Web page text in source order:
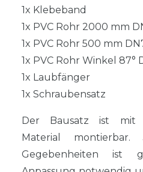
1x Klebeband
1x PVC Rohr 2000 mm
1x PVC Rohr 500 mm
1x PVC Rohr Winkel 87°
1x Laubfänger
1x Schraubensatz
Der Bausatz ist mit
Material
Gegebenheiten ist